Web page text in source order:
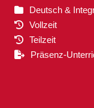
Deutsch &
Vollzeit
Teilzeit
Präsenz-